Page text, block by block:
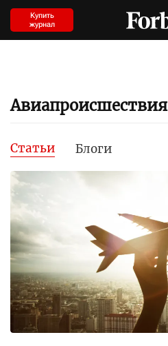
Купить
журнал
Авиапроисшествия
Статьи Блоги